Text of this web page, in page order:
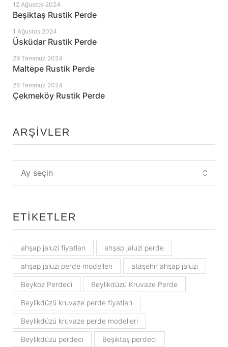
Beşiktaş Rustik Perde
12 Ağustos 2024
Üsküdar Rustik Perde
1 Ağustos 2024
Maltepe Rustik Perde
29 Temmuz 2024
Çekmeköy Rustik Perde
26 Temmuz 2024
ARŞIVLER
ETIKETLER
ahşap jaluzi fiyatları ahşap jaluzi perde
ahşap jaluzi perde modelleri ataşehir ahşap jaluzi
Beykoz Perdeci Beylikdüzü Kruvaze Perde
Beylikdüzü kruvaze perde fiyatları
Beylikdüzü kruvaze perde modelleri
Beylikdüzü perdeci Beşiktaş perdeci